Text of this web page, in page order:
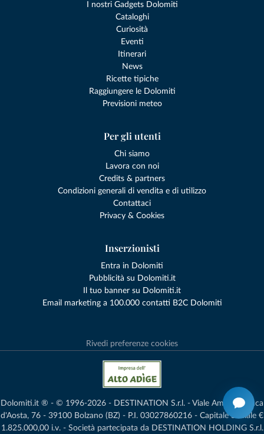
I nostri Gadgets Dolomiti
Cataloghi
Curiosità
Eventi
Itinerari
News
Ricette tipiche
Raggiungere le Dolomiti
Previsioni meteo
Per gli utenti
Chi siamo
Lavora con noi
Credits & partners
Condizioni generali di vendita e di utilizzo
Contattaci
Privacy & Cookies
Inserzionisti
Entra in Dolomiti
Pubblicità su Dolomiti.it
Il tuo banner su Dolomiti.it
Email marketing a 100.000 contatti B2C Dolomiti
Rivedi preferenze cookies
Dolomiti.it ® - © 1996-2026 - DESTINATION S.r.l. - Viale Amedeo Duca
d'Aosta, 76 - 39100 Bolzano (BZ) - P.I. 03027860216 - Capitale Sociale €
1.825.000,00 i.v. - Società partecipata da DESTINATION HOLDING S.r.l.